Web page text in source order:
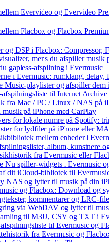
Evervideo og Evervideo
Flacbox og Flacbox
og DSP i Flacbox: Compressor,
mens du afspiller musik
gapless-afspilning i Evermusic
i Evermusic: rumklang,
Music-playlister og afspiller dem
afspilningsliste til Internet
fra Mac / PC / Linux / NAS på
musik på iPhone med CarPlay
for lokale numre på Spotify:
for lydfiler på iPhone eller
mellem enheder i
album, kunstnere
fra Evermusic eller
Nu spiller-widgets i Evermusic
dit iCloud-bibliotek til
NAS og lytter til musik på din
og Flacbox: Download og
kommentarer og LRC-
via WebDAV og lytter til
til M3U, CSV og TXT i
til Evermusic og
fra Evermusic og